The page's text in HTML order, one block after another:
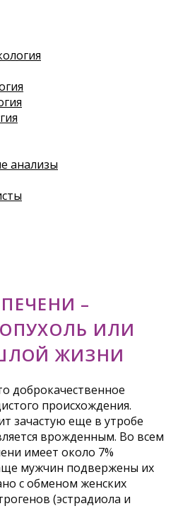
анализы
–
ИЛИ
ЖИЗНИ
доброкачественное
происхождения.
зачастую еще в утробе
врожденным. Во всем
имеет около 7%
мужчин подвержены их
с обменом женских
(эстрадиола и